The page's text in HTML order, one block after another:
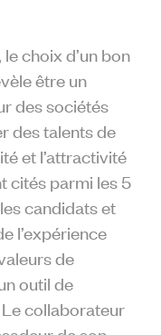
choix d’un bon
être un
des sociétés
des talents de
et l’attractivité
cités parmi les 5
candidats et
l’expérience
de
outil de
collaborateur